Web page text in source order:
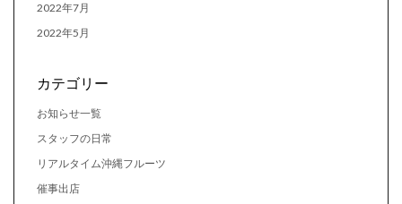
2022年7月
2022年5月
カテゴリー
お知らせ一覧
スタッフの日常
リアルタイム沖縄フルーツ
催事出店